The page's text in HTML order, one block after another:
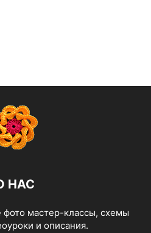
НАС
мастер-классы, схемы
и описания.